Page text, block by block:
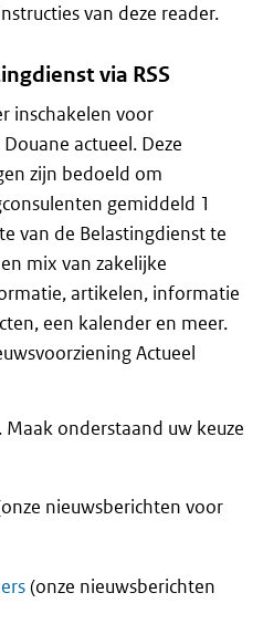
van deze reader.
via RSS
inschakelen voor
actueel. Deze
zijn bedoeld om
gemiddeld 1
van de Belastingdienst te
mix van zakelijke
artikelen, informatie
een kalender en meer.
Actueel
Maak onderstaand uw keuze
nieuwsberichten voor
(onze nieuwsberichten